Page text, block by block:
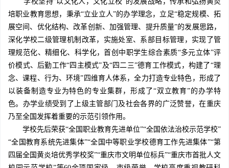
培职业教育思想，秉承“立业立人”的办学理念，立足“稳定规模、拓
展空间、优化结构、改革创新、加强管理、提升质量”的发展思路，
深化学校二级管理机制改革，实施处室、系部目标管理，实现了管
理规范化、精细化、科学化，首创中职学生综合素质“多元立体”评
价模式、后勤工作“四主模式”及“四二三”德育工作模式，构建了“理
念、课程、行为、环境”四维育人体系，全力打造专业特色，形成了
以装备制造专业为特色的专业集群，形成了“双立教育”的办学特
色。办学业绩受到了上级主管部门及社会各界的广泛赞誉，在重庆
乃至全国发挥着重要的示范引领作用。
学校先后荣获“全国职业教育先进单位”“全国依法治校示范学校”
“全国教育系统先进集体”“全国中等职业学校德育工作先进集体”“第
四届全国黄炎培优秀学校奖”“重庆市文明单位标兵”“重庆市首批人文